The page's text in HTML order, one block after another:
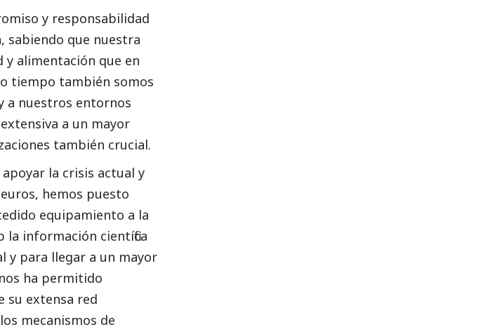
y responsabilidad
sabiendo que nuestra
y alimentación que en
tiempo también somos
a nuestros entornos
a un mayor
también crucial.
la crisis actual y
hemos puesto
equipamiento a la
información científica
y para llegar a un mayor
ha permitido
su extensa red
mecanismos de